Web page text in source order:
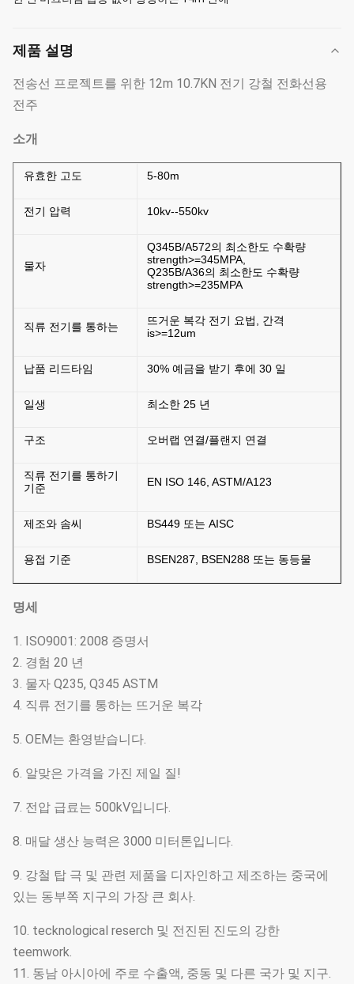
제품 설명
전송선 프로젝트를 위한 12m 10.7KN 전기 강철 전화선용
전주
소개
유효한 고도 5-80m
전기 압력 10kv--550kv
물자
Q345B/A572의 최소한도 수확량
strength>=345MPA,
Q235B/A36의 최소한도 수확량
strength>=235MPA
직류 전기를 통하는
뜨거운 복각 전기 요법, 간격
is>=12um
납품 리드타임 30% 예금을 받기 후에 30 일
일생 최소한 25 년
구조 오버랩 연결/플랜지 연결
직류 전기를 통하기
기준
EN ISO 146, ASTM/A123
제조와 솜씨 BS449 또는 AISC
용접 기준 BSEN287, BSEN288 또는 동등물
명세
1. ISO9001: 2008 증명서
2. 경험 20 년
3. 물자 Q235, Q345 ASTM
4. 직류 전기를 통하는 뜨거운 복각
5. OEM는 환영받습니다.
6. 알맞은 가격을 가진 제일 질!
7. 전압 급료는 500kV입니다.
8. 매달 생산 능력은 3000 미터톤입니다.
9. 강철 탑 극 및 관련 제품을 디자인하고 제조하는 중국에
있는 동부쪽 지구의 가장 큰 회사.
10. tecknological reserch 및 전진된 진도의 강한
teemwork.
11. 동남 아시아에 주로 수출액, 중동 및 다른 국가 및 지구.